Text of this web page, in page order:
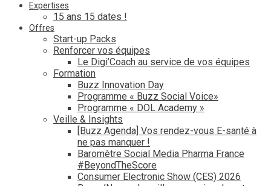
Expertises
15 ans 15 dates !
Offres
Start-up Packs
Renforcer vos équipes
Le Digi’Coach au service de vos équipes
Formation
Buzz Innovation Day
Programme « Buzz Social Voice»
Programme « DOL Academy »
Veille & Insights
[Buzz Agenda] Vos rendez-vous E-santé à
ne pas manquer !
Baromètre Social Media Pharma France
#BeyondTheScore
Consumer Electronic Show (CES) 2026